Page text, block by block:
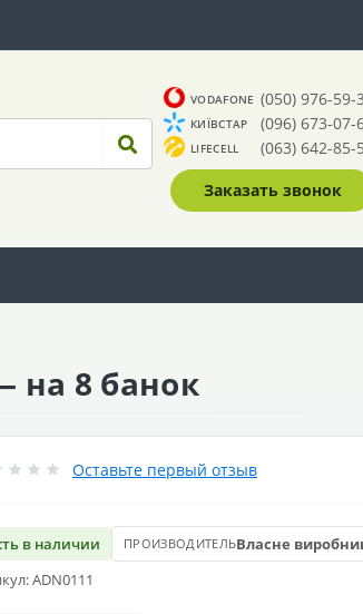
VODAFONE (050) 976-59-
КИЇВСТАР (096) 673-07-
LIFECELL
(063) 642-85-
Заказать звонок
на 8 банок
Оставьте первый отзыв
в наличии ПРОИЗВОДИТЕЛЬВласне
ADN0111